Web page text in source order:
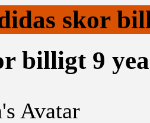
skor
billigt 9